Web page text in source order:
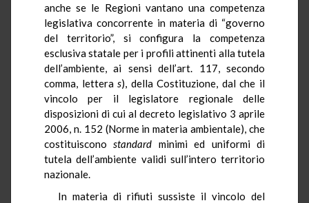
anche se le Regioni vantano una competenza
legislativa concorrente in materia di “governo
del territorio”, si configura la competenza
esclusiva statale per i profili attinenti alla tutela
dell’ambiente, ai sensi dell’art. 117, secondo
comma, letteras), della Costituzione, dal che il
vincolo per il legislatore regionale delle
disposizioni di cui al decreto legislativo 3 aprile
2006, n. 152 (Norme in materia ambientale), che
costituisconostandard minimi ed uniformi di
tutela dell’ambiente validi sull’intero territorio
nazionale.
In materia di rifiuti sussiste il vincolo del